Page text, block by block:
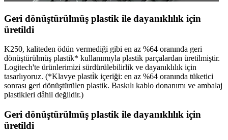
Geri dönüştürülmüş plastik ile dayanıklılık için
üretildi
K250, kaliteden ödün vermediği gibi en az %64 oranında geri
dönüştürülmüş plastik* kullanımıyla plastik parçalardan üretilmiştir.
Logitech'te ürünlerimizi sürdürülebilirlik ve dayanıklılık için
tasarlıyoruz. (*Klavye plasti̇k içeriği: en az %64 oranında tüketici
sonrası geri dönüştürülen plastik. Baskılı kablo donanımı ve ambalaj
plastikleri dâhil değildir.)
Geri dönüştürülmüş plastik ile dayanıklılık için
üretildi